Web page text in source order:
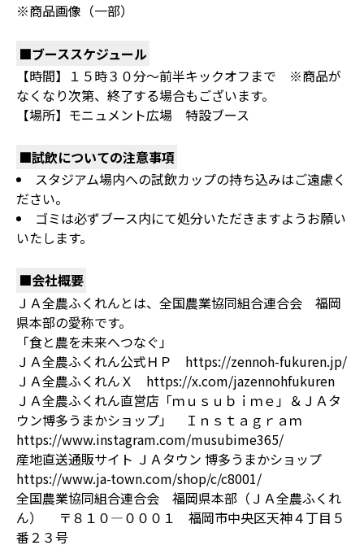
※商品画像（一部）
■ブーススケジュール
【時間】１５時３０分～前半キックオフまで ※商品が
なくなり次第、終了する場合もございます。
【場所】モニュメント広場 特設ブース
■試飲についての注意事項
スタジアム場内への試飲カップの持ち込みはご遠慮く
ださい。
ゴミは必ずブース内にて処分いただきますようお願い
いたします。
■会社概要
ＪＡ全農ふくれんとは、全国農業協同組合連合会 福岡
県本部の愛称です。
「食と農を未来へつなぐ」
ＪＡ全農ふくれん公式ＨＰ https://zennoh-fukuren.jp/
ＪＡ全農ふくれんＸ https://x.com/jazennohfukuren
ＪＡ全農ふくれん直営店「ｍｕｓｕｂｉｍｅ」＆ＪＡタ
ウン博多うまかショップ」 Ｉｎｓｔａｇｒａｍ
https://www.instagram.com/musubime365/
産地直送通販サイト ＪＡタウン 博多うまかショップ
https://www.ja-town.com/shop/c/c8001/
全国農業協同組合連合会 福岡県本部（ＪＡ全農ふくれ
ん） 〒８１０―０００１ 福岡市中央区天神４丁目５
番２３号